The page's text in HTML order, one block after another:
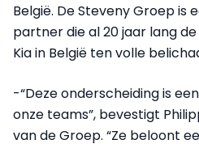
België. De Steveny Groep is
partner die al 20 jaar lang
Kia in België ten volle
-“Deze onderscheiding is
onze teams”, bevestigt
van de Groep. “Ze beloont